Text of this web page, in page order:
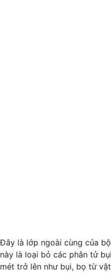
Đây là lớp ngoài cùng của
này là loại bỏ các phân tử
mét trở lên như bụi, bọ từ